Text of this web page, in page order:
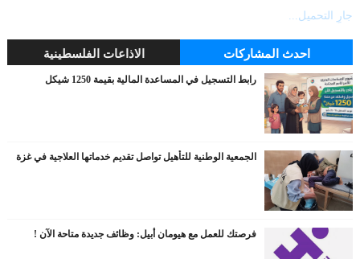
جارٍ التحميل...
احدث المشاركات الاذاعات الفلسطينية
رابط التسجيل في المساعدة المالية بقيمة 1250 شيكل
الجمعية الوطنية للتأهيل تواصل تقديم خدماتها العلاجية في غزة
فرصتك للعمل مع هيومان أبيل: وظائف جديدة متاحة الآن !